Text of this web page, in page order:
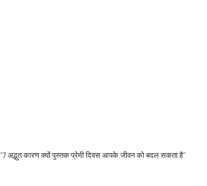
“7 अद्भुत कारण क्यों पुस्तक प्रेमी दिवस आपके जीवन को बदल सकता है”